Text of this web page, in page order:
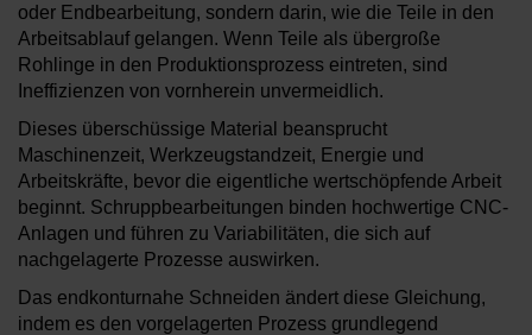
oder Endbearbeitung, sondern darin, wie die Teile in den
Arbeitsablauf gelangen. Wenn Teile als übergroße
Rohlinge in den Produktionsprozess eintreten, sind
Ineffizienzen von vornherein unvermeidlich.
Dieses überschüssige Material beansprucht
Maschinenzeit, Werkzeugstandzeit, Energie und
Arbeitskräfte, bevor die eigentliche wertschöpfende Arbeit
beginnt. Schruppbearbeitungen binden hochwertige CNC-
Anlagen und führen zu Variabilitäten, die sich auf
nachgelagerte Prozesse auswirken.
Das endkonturnahe Schneiden ändert diese Gleichung,
indem es den vorgelagerten Prozess grundlegend